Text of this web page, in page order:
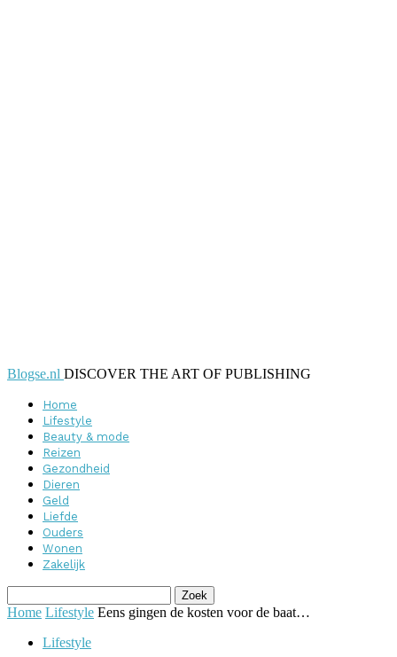
Blogse.nl DISCOVER THE ART OF PUBLISHING
Home
Lifestyle
Beauty & mode
Reizen
Gezondheid
Dieren
Geld
Liefde
Ouders
Wonen
Zakelijk
Home Lifestyle Eens gingen de kosten voor de baat…
Lifestyle